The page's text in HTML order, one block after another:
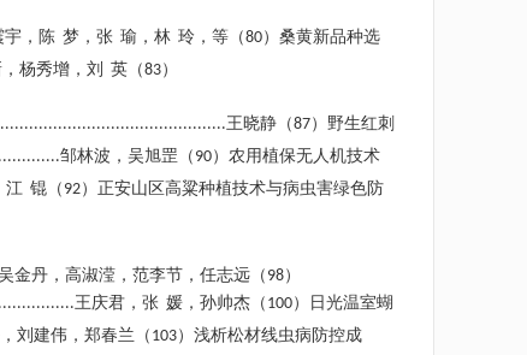
宇，陈 梦，张 瑜，林 玲，等（80）桑黄新品种选
杨秀增，刘 英（83）
王晓静（87）野生红刺
邹林波，吴旭罡（ 90）农用植保无人机技术
江 锟（ 92）正安山区高粱种植技术与病虫害绿色防
金丹，高淑滢，范李节，任志远（ 98）
王庆君，张 媛，孙帅杰（ 100）日光温室蝴
刘建伟，郑春兰（103）浅析松材线虫病防控成